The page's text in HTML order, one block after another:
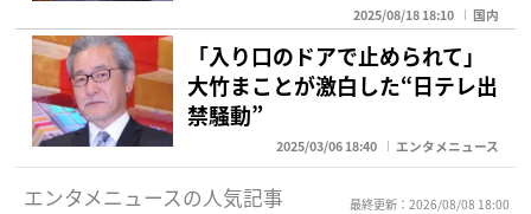
2025/08/18 18:10 国内
「入り口のドアで止められて」
大竹まことが激白した“日テレ出
禁騒動”
2025/03/06 18:40 エンタメニュース
エンタメニュースの人気記事 最終更新：2026/08/08 18:00